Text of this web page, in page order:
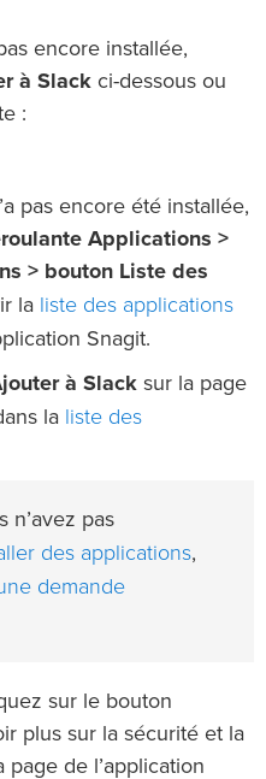
encore installée,
à Slack ci-dessous ou
:
pas encore été installée,
Applications >
> bouton Liste des
la liste des applications
Snagit.
à Slack sur la page
la liste des
n’avez pas
des applications,
demande
sur le bouton
plus sur la sécurité et la
de l’application